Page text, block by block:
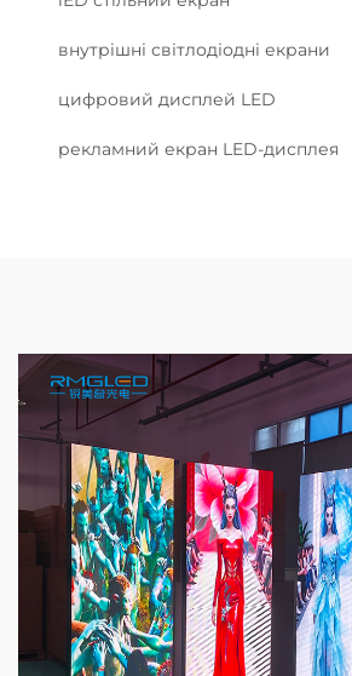
внутрішні світлодіодні екрани
цифровий дисплей LED
рекламний екран LED-дисплея